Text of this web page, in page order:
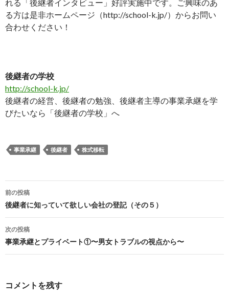
れる「後継者インタビュー」好評実施中です。ご興味のあ
る方は是非ホームページ（http://school-k.jp/）からお問い
合わせください！
後継者の学校
http://school-k.jp/
後継者の経営、後継者の勉強、後継者主導の事業承継を学
びたいなら「後継者の学校」へ
事業承継 後継者 株式移転
投
稿
ナ
ゲ
前の投稿
後継者に知っていて欲しい会社の登記（その５）
次の投稿
事業承継とプライベート①〜男女トラブルの視点から〜
コメントを残す